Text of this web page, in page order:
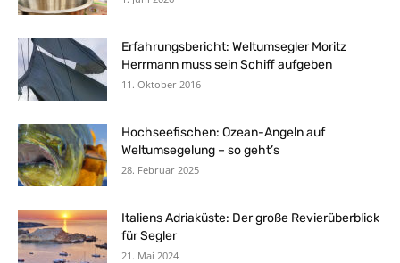
Erfahrungsbericht: Weltumsegler Moritz
Herrmann muss sein Schiff aufgeben
11. Oktober 2016
Hochseefischen: Ozean-Angeln auf
Weltumsegelung – so geht’s
28. Februar 2025
Italiens Adriaküste: Der große Revierüberblick
für Segler
21. Mai 2024